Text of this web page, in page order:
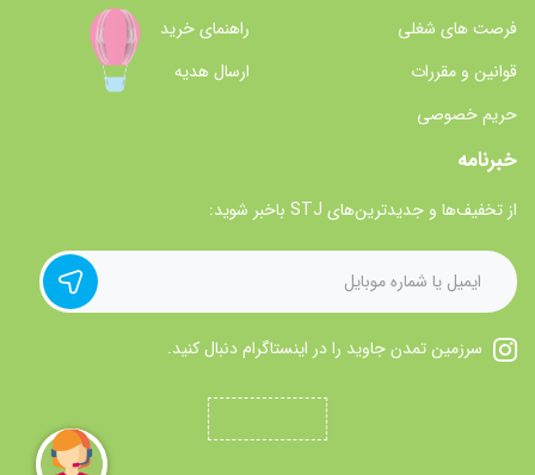
فرصت های شغلی
قوانین و مقررات
حریم خصوصی
راهنمای خرید
ارسال هدیه
خبرنامه
از تخفیف‌ها و جدیدترین‌های STJ باخبر شوید:
سرزمین تمدن جاوید را در اینستاگرام دنبال کنید.